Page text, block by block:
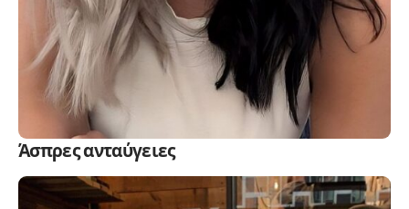
Άσπρες ανταύγειες